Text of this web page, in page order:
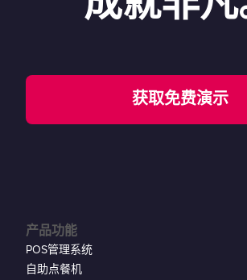
获取免费演示
产品功能
POS管理系统
自助点餐机